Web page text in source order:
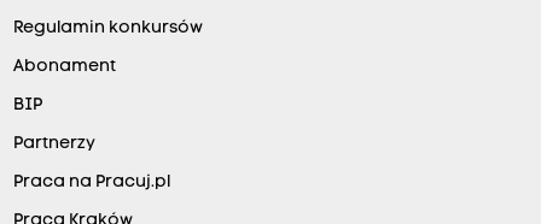
Regulamin konkursów
Abonament
BIP
Partnerzy
Praca na Pracuj.pl